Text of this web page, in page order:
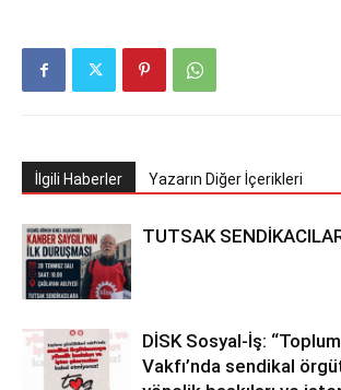
İlgili Haberler Yazarın Diğer İçerikleri
TUTSAK
DİSK Sosyal-İş:
Vakfı’nda sendikal